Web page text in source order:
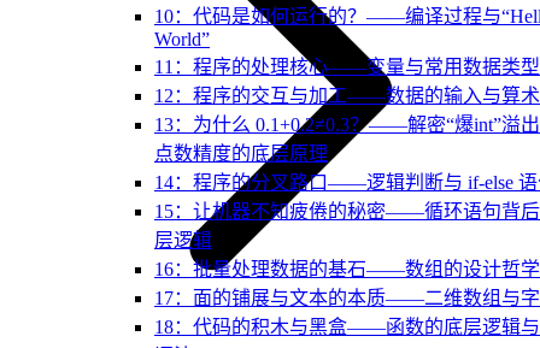
10：代码是如何运行的？——编译过程与
World”
11：程序的处理核心——变量与常用数据类型
12：程序的交互与加工——数据的输入与算
13：为什么 0.1+0.2≠0.3？——解密“爆int”溢
点数精度的底层原理
14：程序的分叉路口——逻辑判断与 if-else
15：让机器不知疲倦的秘密——循环语句背
层逻辑
16：批量处理数据的基石——数组的设计哲学
17：面的铺展与文本的本质——二维数组与
18：代码的积木与黑盒——函数的底层逻辑